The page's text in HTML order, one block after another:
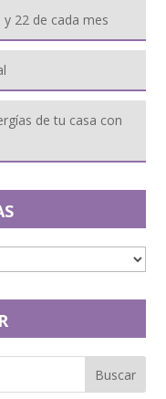
y 22 de cada mes
de tu casa con